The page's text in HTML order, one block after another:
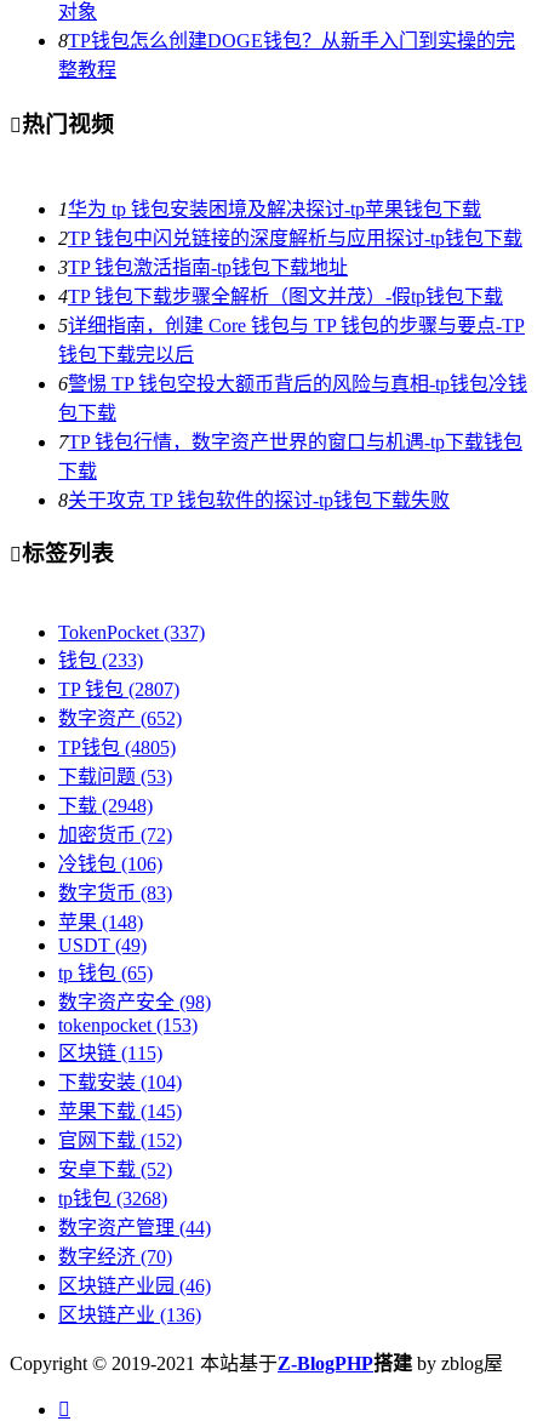
对象
8TP钱包怎么创建DOGE钱包？从新手入门到实操的完
整教程
热门视频
1华为 tp 钱包安装困境及解决探讨-tp苹果钱包下载
2TP 钱包中闪兑链接的深度解析与应用探讨-tp钱包下载
3TP 钱包激活指南-tp钱包下载地址
4TP 钱包下载步骤全解析（图文并茂）-假tp钱包下载
5详细指南，创建 Core 钱包与 TP 钱包的步骤与要点-TP
钱包下载完以后
6警惕 TP 钱包空投大额币背后的风险与真相-tp钱包冷钱
包下载
7TP 钱包行情，数字资产世界的窗口与机遇-tp下载钱包
下载
8关于攻克 TP 钱包软件的探讨-tp钱包下载失败
标签列表
TokenPocket (337)
钱包 (233)
TP 钱包 (2807)
数字资产 (652)
TP钱包 (4805)
下载问题 (53)
下载 (2948)
加密货币 (72)
冷钱包 (106)
数字货币 (83)
苹果 (148)
USDT (49)
tp 钱包 (65)
数字资产安全 (98)
tokenpocket (153)
区块链 (115)
下载安装 (104)
苹果下载 (145)
官网下载 (152)
安卓下载 (52)
tp钱包 (3268)
数字资产管理 (44)
数字经济 (70)
区块链产业园 (46)
区块链产业 (136)
Copyright © 2019-2021 本站基于Z-BlogPHP搭建 by zblog屋
